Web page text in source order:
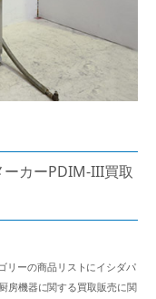
カーPDIM-III買取
リーの商品リストにイシダパ
房機器に関する買取販売に関